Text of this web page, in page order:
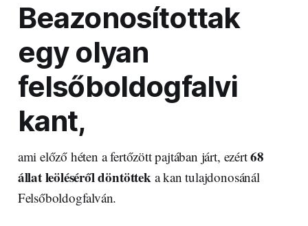
Beazonosítottak
egy olyan
felsőboldogfalvi
kant,
ami előző héten a fertőzött pajtában járt, ezért68
állat leöléséről döntötteka kan tulajdonosánál
Felsőboldogfalván.